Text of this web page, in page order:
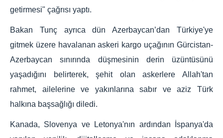
getirmesi" çağrısı yaptı.
Bakan Tunç ayrıca dün Azerbaycan’dan Türkiye'ye
gitmek üzere havalanan askeri kargo uçağının Gürcistan-
Azerbaycan sınırında düşmesinin derin üzüntüsünü
yaşadığını belirterek, şehit olan askerlere Allah'tan
rahmet, ailelerine ve yakınlarına sabır ve aziz Türk
halkına başsağlığı diledi.
Kanada, Slovenya ve Letonya'nın ardından İspanya'da